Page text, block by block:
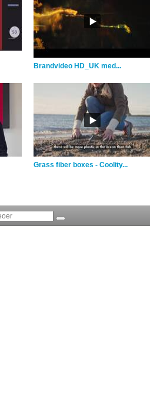
Brandvideo HD_UK med...
Grass fiber boxes - Coolity...